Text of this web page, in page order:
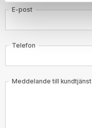
E-post
Telefon
Meddelande till kundtjänst